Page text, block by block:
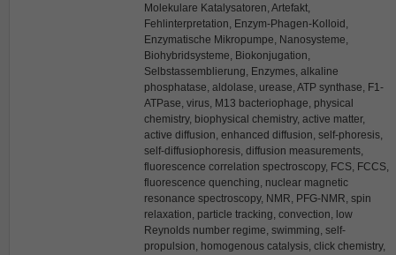
Molekulare Katalysatoren, Artefakt,
Fehlinterpretation, Enzym-Phagen-Kolloid,
Enzymatische Mikropumpe, Nanosysteme,
Biohybridsysteme, Biokonjugation,
Selbstassemblierung, Enzymes, alkaline
phosphatase, aldolase, urease, ATP synthase, F1-
ATPase, virus, M13 bacteriophage, physical
chemistry, biophysical chemistry, active matter,
active diffusion, enhanced diffusion, self-phoresis,
self-diffusiophoresis, diffusion measurements,
fluorescence correlation spectroscopy, FCS, FCCS,
fluorescence quenching, nuclear magnetic
resonance spectroscopy, NMR, PFG-NMR, spin
relaxation, particle tracking, convection, low
Reynolds number regime, swimming, self-
propulsion, homogenous catalysis, click chemistry,